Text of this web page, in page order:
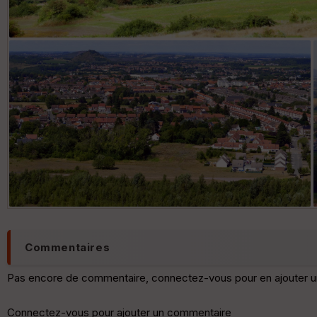
Commentaires
Pas encore de commentaire, connectez-vous pour en ajouter
Connectez-vous pour ajouter un commentaire